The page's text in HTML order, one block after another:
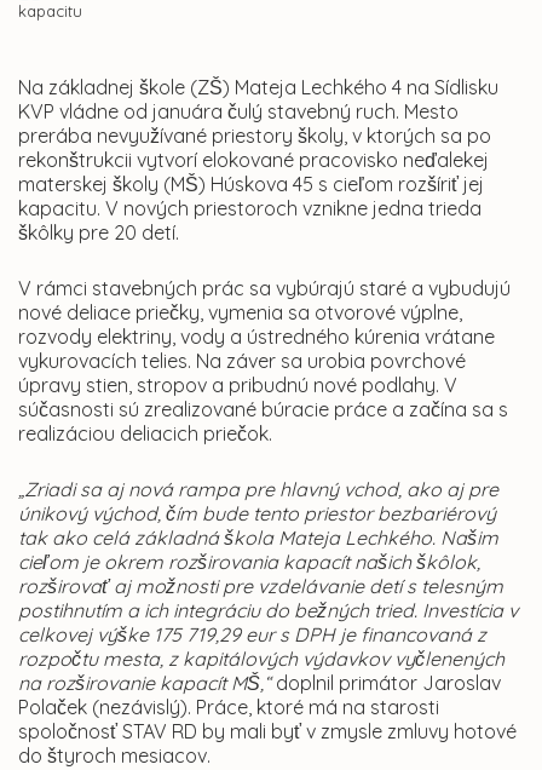
kapacitu
Na základnej škole (ZŠ) Mateja Lechkého 4 na Sídlisku
KVP vládne od januára čulý stavebný ruch. Mesto
prerába nevyužívané priestory školy, v ktorých sa po
rekonštrukcii vytvorí elokované pracovisko neďalekej
materskej školy (MŠ) Húskova 45 s cieľom rozšíriť jej
kapacitu. V nových priestoroch vznikne jedna trieda
škôlky pre 20 detí.
V rámci stavebných prác sa vybúrajú staré a vybudujú
nové deliace priečky, vymenia sa otvorové výplne,
rozvody elektriny, vody a ústredného kúrenia vrátane
vykurovacích telies. Na záver sa urobia povrchové
úpravy stien, stropov a pribudnú nové podlahy. V
súčasnosti sú zrealizované búracie práce a začína sa s
realizáciou deliacich priečok.
„Zriadi sa aj nová rampa pre hlavný vchod, ako aj pre
únikový východ, čím bude tento priestor bezbariérový
tak ako celá základná škola Mateja Lechkého. Našim
cieľom je okrem rozširovania kapacít našich škôlok,
rozširovať aj možnosti pre vzdelávanie detí s telesným
postihnutím a ich integráciu do bežných tried. Investícia v
celkovej výške 175 719,29 eur s DPH je financovaná z
rozpočtu mesta, z kapitálových výdavkov vyčlenených
na rozširovanie kapacít MŠ,“doplnil primátor Jaroslav
Polaček (nezávislý). Práce, ktoré má na starosti
spoločnosť STAV RD by mali byť v zmysle zmluvy hotové
do štyroch mesiacov.